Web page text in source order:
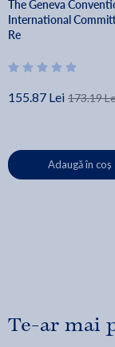
The Geneva
International
Re
155.87 Lei 173.19
Adaugă în coș
Te-ar mai